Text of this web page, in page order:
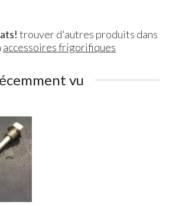
trouver d'autres produits dans
accessoires frigorifiques
vu